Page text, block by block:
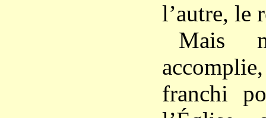
l’autre, le
Mais
franchi